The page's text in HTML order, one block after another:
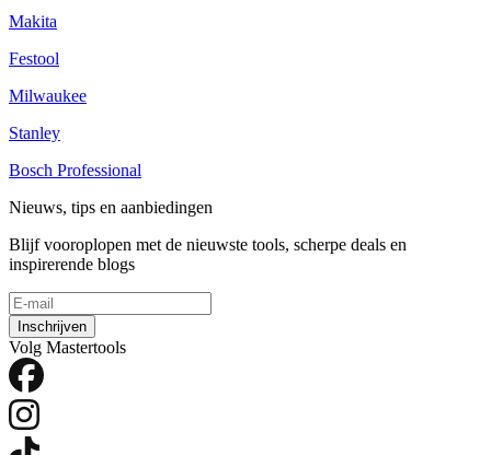
Makita
Festool
Milwaukee
Stanley
Bosch Professional
Nieuws, tips en aanbiedingen
Blijf vooroplopen met de nieuwste tools, scherpe deals en
inspirerende blogs
Inschrijven
Volg Mastertools